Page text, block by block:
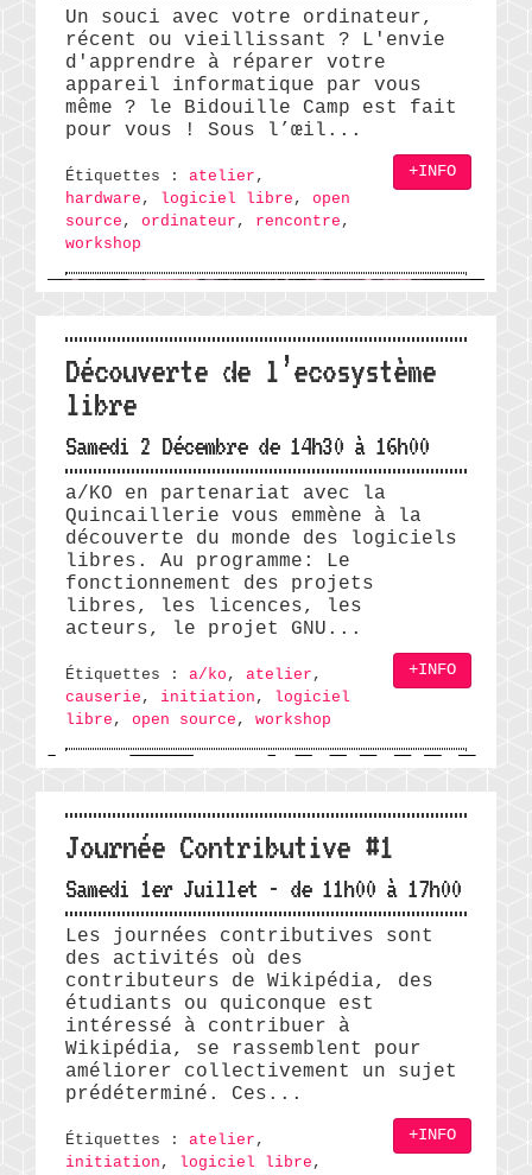
Un souci avec votre ordinateur,
récent ou vieillissant ? L'envie
d'apprendre à réparer votre
appareil informatique par vous
même ? le Bidouille Camp est fait
pour vous ! Sous l’œil...
Étiquettes : atelier ,
hardware , logiciel libre , open
source , ordinateur , rencontre ,
workshop
+INFO
Découverte de l’ecosystème
libre
Samedi 2 Décembre de 14h30 à 16h00
a/KO en partenariat avec la
Quincaillerie vous emmène à la
découverte du monde des logiciels
libres. Au programme: Le
fonctionnement des projets
libres, les licences, les
acteurs, le projet GNU...
Étiquettes : a/ko , atelier ,
causerie , initiation , logiciel
libre , open source , workshop
+INFO
Journée Contributive #1
Samedi 1er Juillet - de 11h00 à 17h00
Les journées contributives sont
des activités où des
contributeurs de Wikipédia, des
étudiants ou quiconque est
intéressé à contribuer à
Wikipédia, se rassemblent pour
améliorer collectivement un sujet
prédéterminé. Ces...
Étiquettes : atelier ,
initiation , logiciel libre ,
+INFO